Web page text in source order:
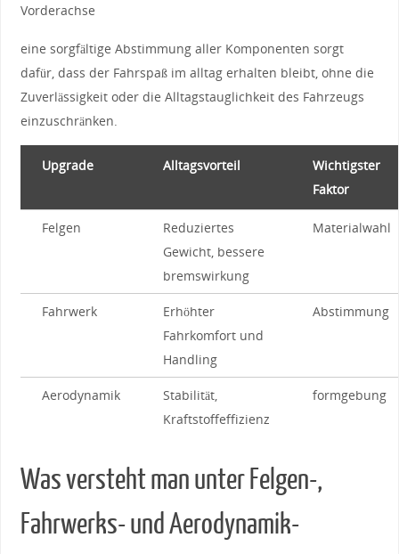
Vorderachse
eine sorgfältige Abstimmung aller Komponenten sorgt
dafür, dass ‍der Fahrspaß im alltag⁤ erhalten ⁣bleibt, ohne‍ die
Zuverlässigkeit oder die ‍Alltagstauglichkeit des Fahrzeugs​
einzuschränken.
Upgrade Alltagsvorteil
Wichtigster
Faktor
Felgen
Reduziertes
Gewicht,‍ bessere​
bremswirkung
Materialwahl
Fahrwerk
Erhöhter⁣
Fahrkomfort⁢ und
Handling
Abstimmung
Aerodynamik
Stabilität,
⁣Kraftstoffeffizienz
formgebung
Was versteht man⁤ unter Felgen-,
Fahrwerks- und Aerodynamik-